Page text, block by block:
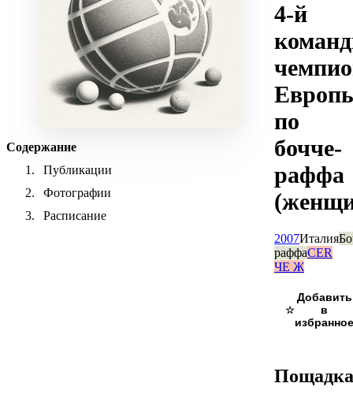
Содержание
Публикации
Фотографии
Расписание
4-й
по
бочче-
раффа
2007Италия
раффаCER
ЧЕ Ж
☆
Пощадка